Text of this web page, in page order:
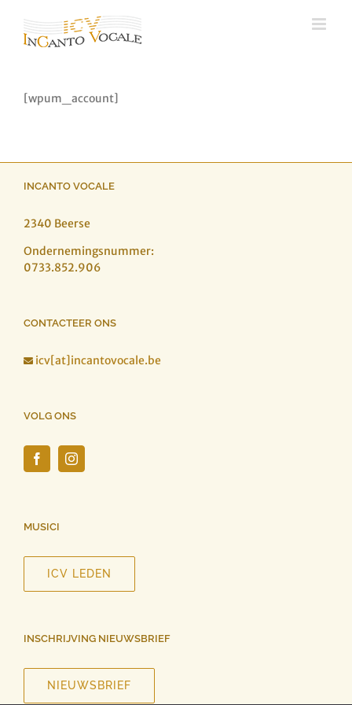
inhoud
[wpum_account]
INCANTO VOCALE
2340 Beerse
Ondernemingsnummer:
0733.852.906
CONTACTEER ONS
 icv[at]incantovocale.be
VOLG ONS
MUSICI
ICV LEDEN
INSCHRIJVING NIEUWSBRIEF
NIEUWSBRIEF